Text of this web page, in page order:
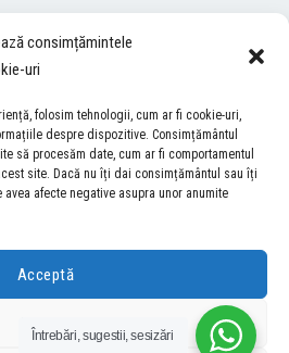
consimțămintele
uri
folosim tehnologii, cum ar fi cookie-uri,
despre dispozitive. Consimțământul
să procesăm date, cum ar fi comportamentul
site. Dacă nu îți dai consimțământul sau îți
afecte negative asupra unor anumite
Acceptă
Refuză
Y
u
t
u
b
I
s
t
a
g
a
Desktop Acces, care oferă
posibilitatea de a consulta site-ul
“LUCIAN GRIGORESCU” MEDGIDIA
Întrebări, sugestii, sesizări